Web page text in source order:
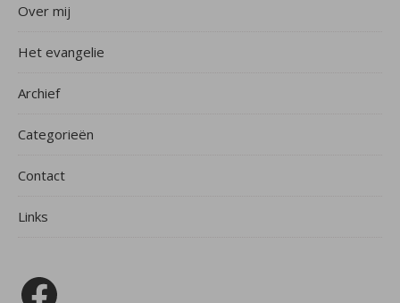
Over mij
Het evangelie
Archief
Categorieën
Contact
Links
Facebook